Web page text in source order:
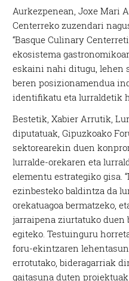
Aurkezpenean, Joxe Mari
Centerreko zuzendari
“Basque Culinary
ekosistema
eskaini nahi ditugu, lehen
beren posizionamendua
identifikatu eta lurraldetik
Bestetik, Xabier Arrutik,
diputatuak, Gipuzkoako
sektorearekin duen
lurralde-orekaren eta
elementu estrategiko gisa.
ezinbesteko baldintza da
orekatuagoa bermatzeko,
jarraipena ziurtatuko duen
egiteko. Testuinguru
foru-ekintzaren
errotutako, bideragarriak
gaitasuna duten